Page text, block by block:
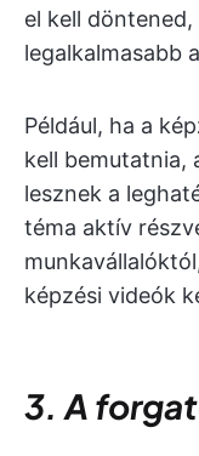
el kell
legalkalmasabb
Például, ha a
kell bemutatnia,
lesznek a
téma aktív
képzési videók
3. A